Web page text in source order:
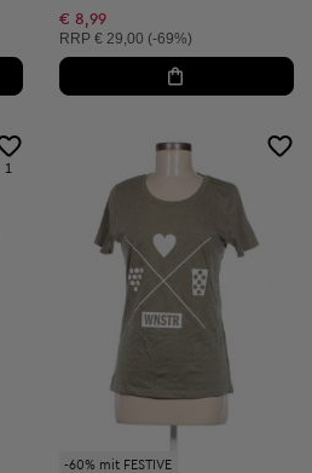
€ 8,99
Unverbindliche Preisempfehlung:
RRP € 29,00 (-69%)
1
-60% mit FESTIVE